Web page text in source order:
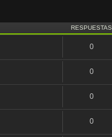
RESPUESTAS
0
0
0
0